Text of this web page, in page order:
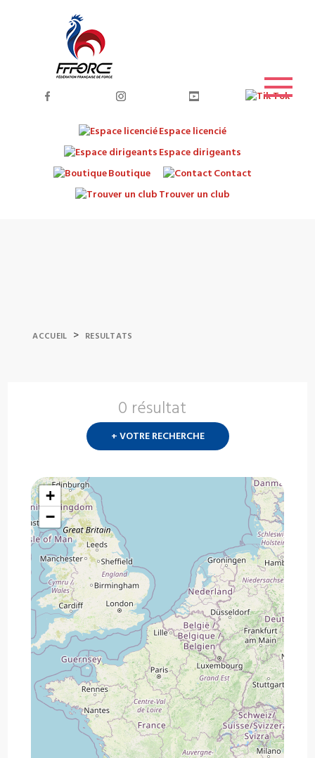
Espace licencié
Espace dirigeants
Boutique
Contact
Trouver un club
ACCUEIL > RESULTATS
0 résultat
+ VOTRE RECHERCHE
+
−